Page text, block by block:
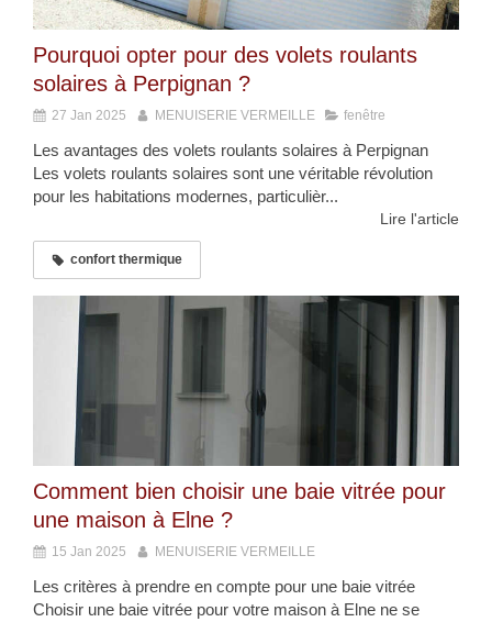
Pourquoi opter pour des volets roulants
solaires à Perpignan ?
27 Jan 2025 MENUISERIE VERMEILLE fenêtre
Les avantages des volets roulants solaires à Perpignan
Les volets roulants solaires sont une véritable révolution
pour les habitations modernes, particulièr...
Lire l'article
confort thermique
Comment bien choisir une baie vitrée pour
une maison à Elne ?
15 Jan 2025 MENUISERIE VERMEILLE
Les critères à prendre en compte pour une baie vitrée
Choisir une baie vitrée pour votre maison à Elne ne se